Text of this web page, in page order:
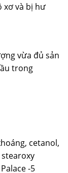
xơ và bị hư
vừa đủ sản
trong
cetanol,
-5